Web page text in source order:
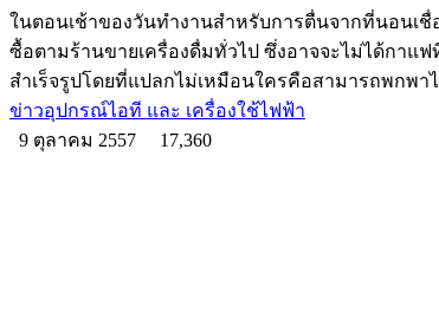
ในตอนเช้าของวันทำงานสำหรับการตื่นจากที่นอนเชื่
ซื้อตามร้านขายเครื่องดื่มทั่วไป ซึ่งอาจจะไม่ได้กาแ
สำเร็จรูปโดยที่แปลกไม่เหมือนใครคือสามารถพกพา
ข่าวอุปกรณ์ไอที และ เครื่องใช้ไฟฟ้า
9 ตุลาคม 2557
17,360